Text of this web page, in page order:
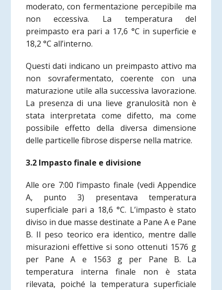
moderato, con fermentazione percepibile ma
non eccessiva. La temperatura del
preimpasto era pari a 17,6 °C in superficie e
18,2 °C all’interno.
Questi dati indicano un preimpasto attivo ma
non sovrafermentato, coerente con una
maturazione utile alla successiva lavorazione.
La presenza di una lieve granulosità non è
stata interpretata come difetto, ma come
possibile effetto della diversa dimensione
delle particelle fibrose disperse nella matrice.
3.2 Impasto finale e divisione
Alle ore 7:00 l’impasto finale (vedi Appendice
A, punto 3) presentava temperatura
superficiale pari a 18,6 °C. L’impasto è stato
diviso in due masse destinate a Pane A e Pane
B. Il peso teorico era identico, mentre dalle
misurazioni effettive si sono ottenuti 1576 g
per Pane A e 1563 g per Pane B. La
temperatura interna finale non è stata
rilevata, poiché la temperatura superficiale